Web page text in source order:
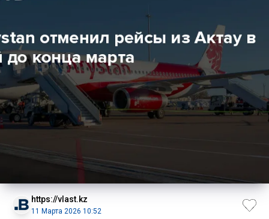
https://vlast.kz
11 Марта 2026 10:52